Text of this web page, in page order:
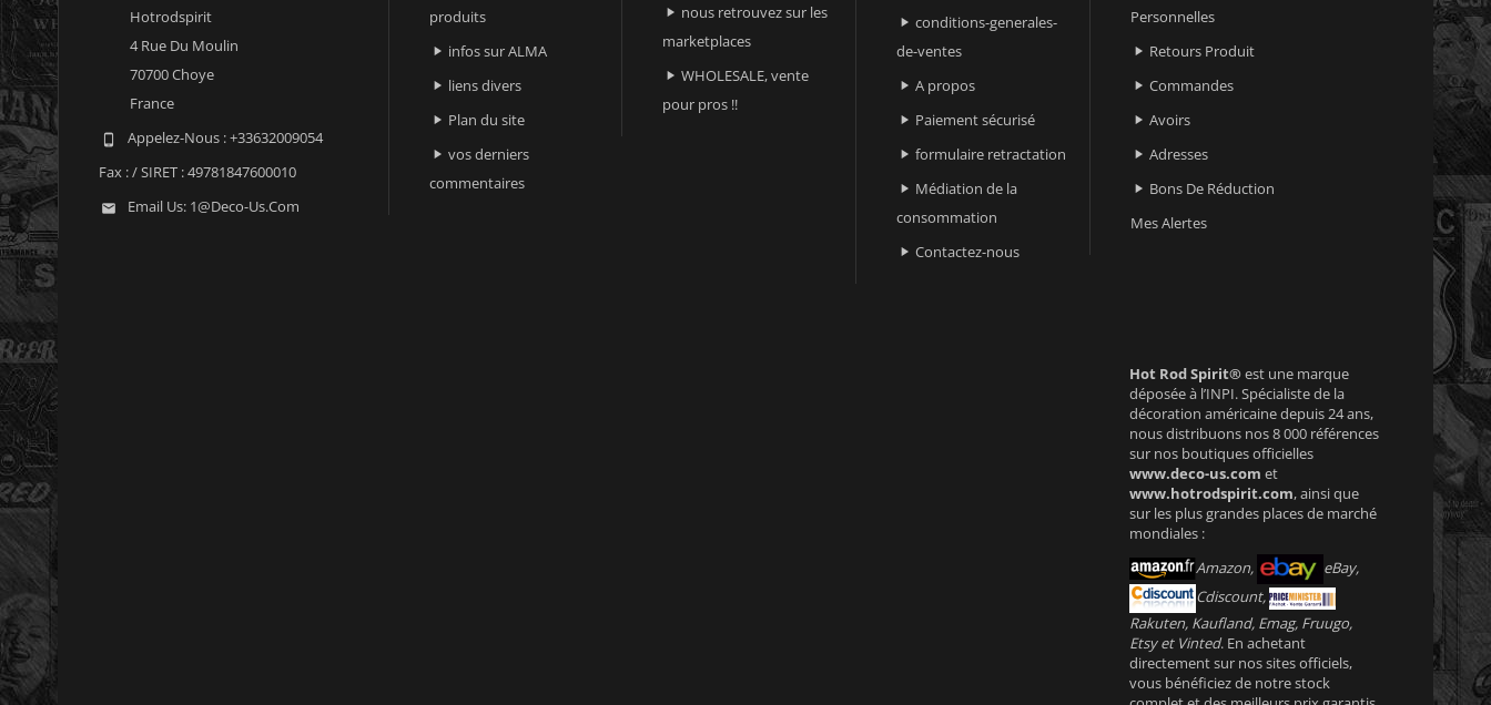
Hotrodspirit
4 Rue Du Moulin
70700 Choye
France
 Appelez-Nous :+33632009054
Fax :/ SIRET : 49781847600010
 Email Us: 1@deco-Us.com
produits
 infos sur ALMA
 liens divers
 Plan du site
 vos derniers
commentaires
 nous retrouvez sur les
marketplaces
 WHOLESALE, vente
pour pros !!
 conditions-generales-
de-ventes
 A propos
 Paiement sécurisé
 formulaire retractation
 Médiation de la
consommation
 Contactez-nous
Personnelles
 Retours Produit
 Commandes
 Avoirs
 Adresses
 Bons De Réduction
Mes Alertes
Hot Rod Spirit®est une marque
déposée à l’INPI. Spécialiste de la
décoration américaine depuis 24 ans,
nous distribuons nos 8 000 références
sur nos boutiques officielles
www.deco-us.com et
www.hotrodspirit.com, ainsi que
sur les plus grandes places de marché
mondiales :
Amazon,
eBay,
Cdiscount,
Rakuten, Kaufland, Emag, Fruugo,
Etsy et Vinted. En achetant
directement sur nos sites officiels,
vous bénéficiez de notre stock